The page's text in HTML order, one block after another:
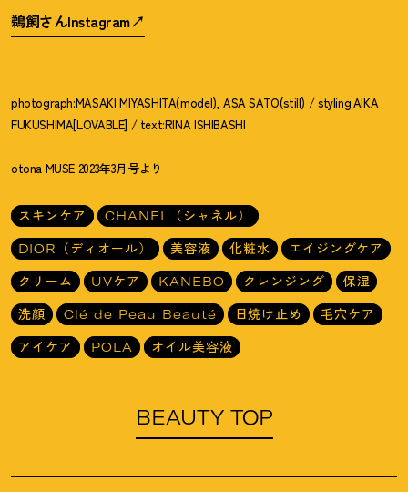
鵜飼さんInstagram
photograph:MASAKI MIYASHITA(model), ASA SATO(still) / styling:AIKA
FUKUSHIMA[LOVABLE] / text:RINA ISHIBASHI
otona MUSE 2023年3月号より
スキンケア
CHANEL（シャネル）
DIOR（ディオール）
美容液 化粧水
エイジングケア
クリーム
UVケア KANEBO クレンジング
保湿
洗顔
Clé de Peau Beauté 日焼け止め
毛穴ケア
アイケア
POLA オイル美容液
BEAUTY TOP